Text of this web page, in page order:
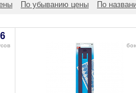
По убыванию цены По